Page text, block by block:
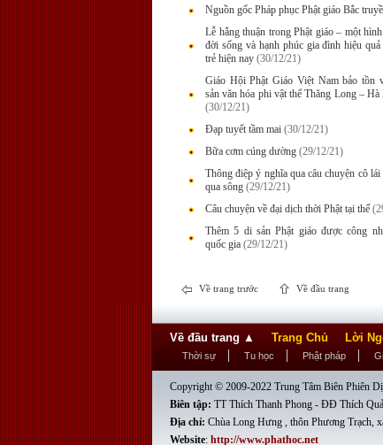
Nguồn gốc Pháp phục Phật giáo Bắc
Lễ hằng thuận trong Phật giáo – một
đời sống và hạnh phúc gia đình hiệu
trẻ hiện nay (30/12/21)
Giáo Hội Phật Giáo Việt Nam bảo tồn
sản văn hóa phi vật thể Thăng Long –
(30/12/21)
Đạp tuyết tầm mai (30/12/21)
Bữa cơm cúng dường (29/12/21)
Thông điệp ý nghĩa qua câu chuyện cô
qua sông (29/12/21)
Câu chuyện về đại dịch thời Phật tại thế
Thêm 5 di sản Phật giáo được công
quốc gia (29/12/21)
Về trang trước Về đầu trang
Về đầu trang ▲ Trang Chủ Lời
Thời sự Tu học Phật pháp
Copyright © 2009-2022 Trung Tâm Biên Phiên
Biên tập: TT Thích Thanh Phong - ĐĐ Thích
Địa chỉ: Chùa Long Hưng , thôn Phương Trạch,
Website: http://www.phathoc.net